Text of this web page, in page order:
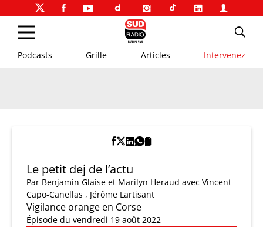
Podcasts Grille Articles Intervenez
Le petit dej de l’actu
Par Benjamin Glaise et Marilyn Heraud avec Vincent
Capo-Canellas , Jérôme Lartisant
Vigilance orange en Corse
Épisode du vendredi 19 août 2022